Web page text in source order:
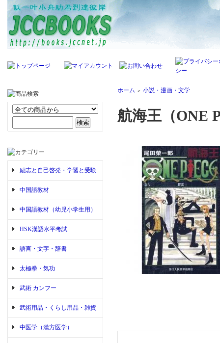
励志と自己啓発・学習と受験
中国語教材
中国語教材（幼児小学生用）
HSK漢語水平考試
語言・文字・辞書
太極拳・気功
武術 カンフー
武術用品・くらし用品・雑貨
中医学（漢方医学）
ホーム ＞ 小説・漫画・文学
航海王（ONE